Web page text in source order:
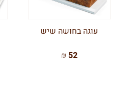
עוגה בחושה שיש
52 ₪